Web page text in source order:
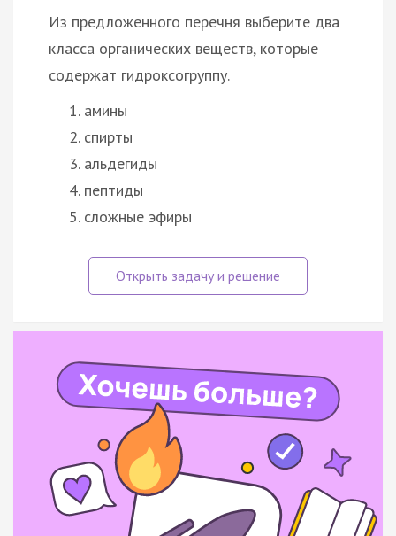
Из предложенного перечня выберите два
класса органических веществ, которые
содержат гидроксогруппу.
амины
спирты
альдегиды
пептиды
сложные эфиры